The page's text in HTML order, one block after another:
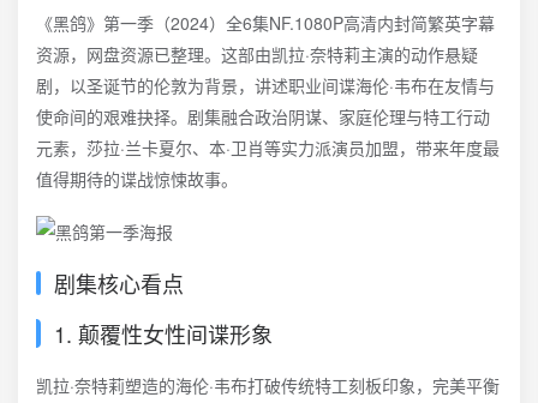
《黑鸽》第一季（2024）全6集NF.1080P高清内封简繁英字幕
资源，网盘资源已整理。这部由凯拉·奈特莉主演的动作悬疑
剧，以圣诞节的伦敦为背景，讲述职业间谍海伦·韦布在友情与
使命间的艰难抉择。剧集融合政治阴谋、家庭伦理与特工行动
元素，莎拉·兰卡夏尔、本·卫肖等实力派演员加盟，带来年度最
值得期待的谍战惊悚故事。
剧集核心看点
1. 颠覆性女性间谍形象
凯拉·奈特莉塑造的海伦·韦布打破传统特工刻板印象，完美平衡